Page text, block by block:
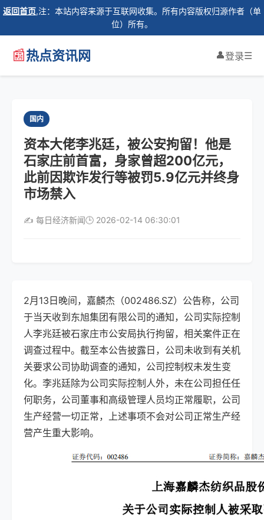
返回首页,注：本站内容来源于互联网收集。所有内容版权归源作者（单
位）所有。
📰热点资讯网 👤登录☰
国内
资本大佬李兆廷，被公安拘留！他是
石家庄前首富，身家曾超200亿元，
此前因欺诈发行等被罚5.9亿元并终身
市场禁入
✍️ 每日经济新闻🕒 2026-02-14 06:30:01
2月13日晚间， 嘉麟杰（002486.SZ）公告称，公司
于当天收到东旭集团有限公司的通知，公司实际控制
人李兆廷被石家庄市公安局执行拘留，相关案件正在
调查过程中。截至本公告披露日，公司未收到有关机
关要求公司协助调查的通知，公司控制权未发生变
化。 李兆廷除为公司实际控制人外，未在公司担任任
何职务，公司董事和高级管理人员均正常履职，公司
生产经营一切正常，上述事项不会对公司正常生产经
营产生重大影响。